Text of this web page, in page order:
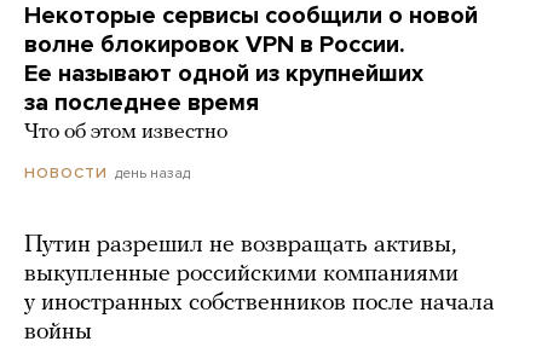
Некоторые сервисы сообщили о новой
волне блокировок VPN в России.
Ее называют одной из крупнейших
за последнее время
Что об этом известно
НОВОСТИ день назад
Путин разрешил не возвращать активы,
выкупленные российскими компаниями
у иностранных собственников после начала
войны